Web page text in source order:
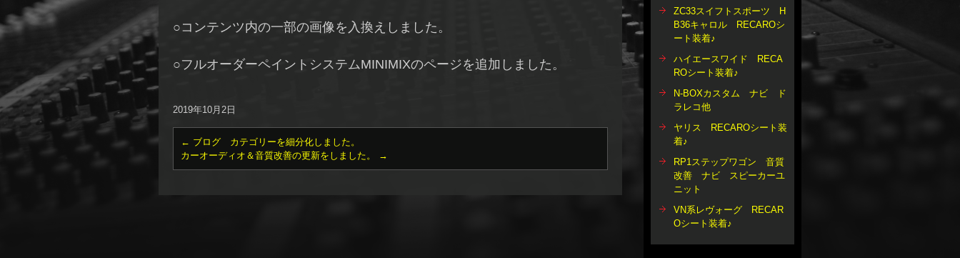
○コンテンツ内の一部の画像を入換えしました。
○フルオーダーペイントシステムMINIMIXのページを追加しました。
2019年10月2日
← ブログ カテゴリーを細分化しました。
カーオーディオ＆音質改善の更新をしました。
→
ZC33スイフトスポーツ H
B36キャロル RECAROシ
ート装着♪
ハイエースワイド RECA
ROシート装着♪
N-BOXカスタム ナビ ド
ラレコ他
ヤリス RECAROシート装
着♪
RP1ステップワゴン 音質
改善 ナビ スピーカーユ
ニット
VN系レヴォーグ RECAR
Oシート装着♪